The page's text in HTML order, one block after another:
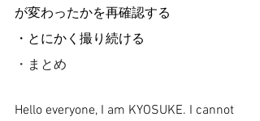
が変わったかを再確認する
・とにかく撮り続ける
・まとめ
Hello everyone, I am KYOSUKE. I cannot